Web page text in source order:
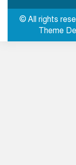
© All rights
Theme